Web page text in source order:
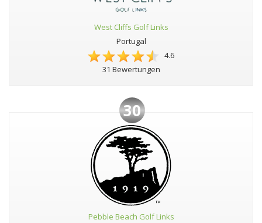
West Cliffs Golf Links
Portugal
4.6
31 Bewertungen
30
Pebble Beach Golf Links